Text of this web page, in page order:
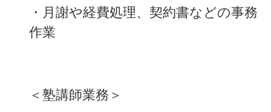
・月謝や経費処理、契約書などの事務
作業
＜塾講師業務＞